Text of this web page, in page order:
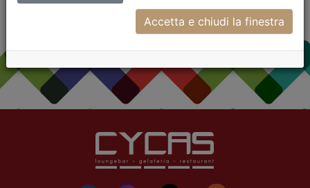
La nostra cucina
Accetta e chiudi la finestra